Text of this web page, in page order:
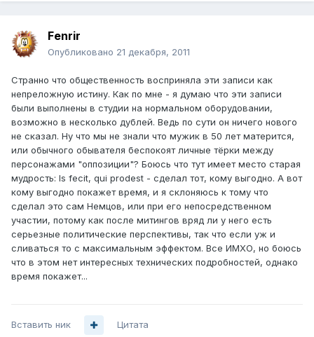
Fenrir
Опубликовано 21 декабря, 2011
Странно что общественность восприняла эти записи как
непреложную истину. Как по мне - я думаю что эти записи
были выполнены в студии на нормальном оборудовании,
возможно в несколько дублей. Ведь по сути он ничего нового
не сказал. Ну что мы не знали что мужик в 50 лет матерится,
или обычного обывателя беспокоят личные тёрки между
персонажами "оппозиции"? Боюсь что тут имеет место старая
мудрость: Is fecit, qui prodest - сделал тот, кому выгодно. А вот
кому выгодно покажет время, и я склоняюсь к тому что
сделал это сам Немцов, или при его непосредственном
участии, потому как после митингов вряд ли у него есть
серьезные политические перспективы, так что если уж и
сливаться то с максимальным эффектом. Все ИМХО, но боюсь
что в этом нет интересных технических подробностей, однако
время покажет...
Вставить ник Цитата